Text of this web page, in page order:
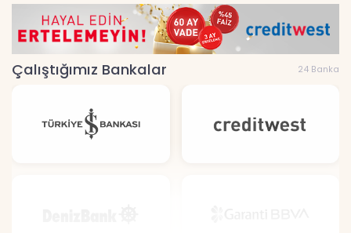
Çalıştığımız Bankalar 24 Banka